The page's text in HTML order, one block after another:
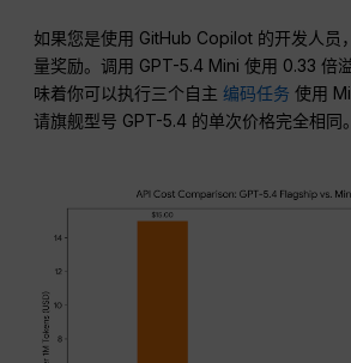
如果您是使用 GitHub Copilot 的开发人员
量奖励。调用 GPT-5.4 Mini 使用 0.33 倍
味着你可以执行三个自主编码任务 使用
请旗舰型号 GPT-5.4 的单次价格完全相同